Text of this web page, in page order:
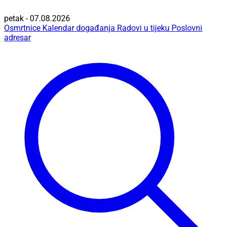
petak - 07.08.2026
Osmrtnice Kalendar događanja Radovi u tijeku Poslovni
adresar